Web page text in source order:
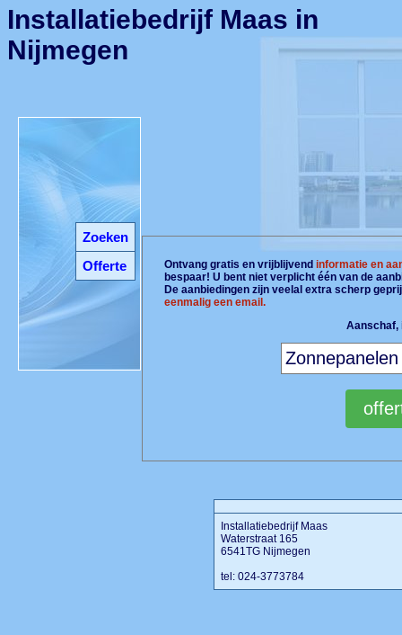
Zoeken
Offerte
Installatiebedrijf Maas in
Nijmegen
Ontvang gratis en vrijblijvendinformatie en
bespaar! U bent niet verplicht één van de
De aanbiedingen zijn veelal extra scherp
eenmalig een email.
Aanschaf,
Installatiebedrijf Maas
Waterstraat 165
6541TG Nijmegen
tel: 024-3773784